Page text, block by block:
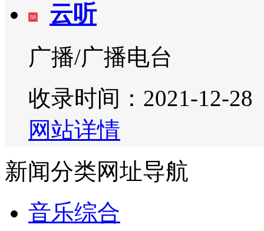
云听
广播/广播电台
收录时间：2021-12-28
网站详情
新闻分类网址导航
音乐综合